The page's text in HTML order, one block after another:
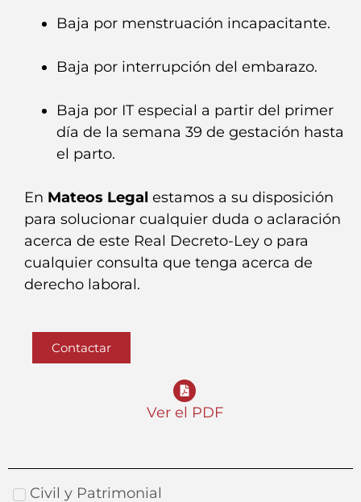
Baja por menstruación incapacitante.
Baja por interrupción del embarazo.
Baja por IT especial a partir del primer
día de la semana 39 de gestación hasta
el parto.
En Mateos Legal estamos a su disposición
para solucionar cualquier duda o aclaración
acerca de este Real Decreto-Ley o para
cualquier consulta que tenga acerca de
derecho laboral.
Contactar
Ver el PDF
Civil y Patrimonial